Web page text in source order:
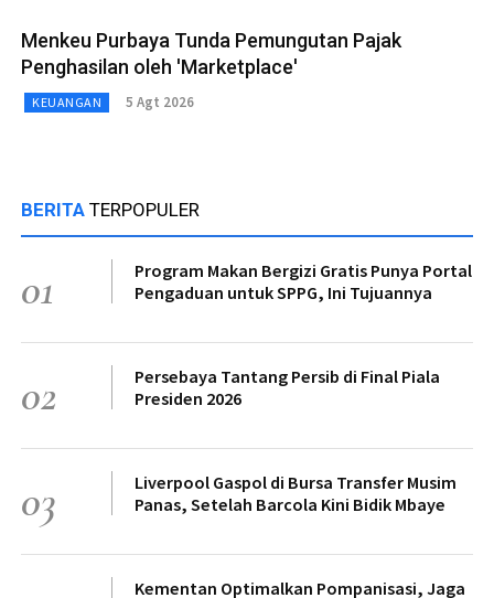
Menkeu Purbaya Tunda Pemungutan Pajak
Penghasilan oleh 'Marketplace'
KEUANGAN 5 Agt 2026
BERITA TERPOPULER
01
Program Makan Bergizi Gratis Punya Portal
Pengaduan untuk SPPG, Ini Tujuannya
02
Persebaya Tantang Persib di Final Piala
Presiden 2026
03
Liverpool Gaspol di Bursa Transfer Musim
Panas, Setelah Barcola Kini Bidik Mbaye
Kementan Optimalkan Pompanisasi, Jaga